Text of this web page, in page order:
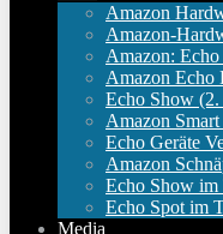
Amazon
Amazon-
Amazon:
Amazon Echo
Echo Show
Amazon
Echo Geräte
Amazon
Echo Show im
Echo Spot im
Media